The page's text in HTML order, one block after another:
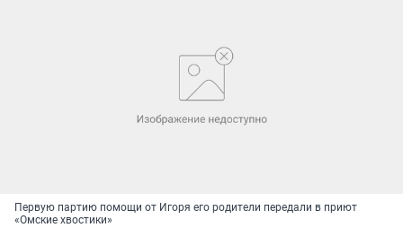
Первую партию помощи от Игоря его родители передали в приют
«Омские хвостики»